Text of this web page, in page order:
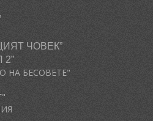
ЧОВЕК”
НА БЕСОВЕТЕ"